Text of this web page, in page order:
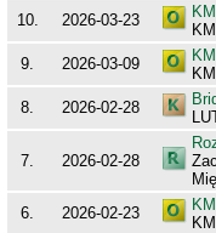
10. 2026-03-23
9. 2026-03-09
8. 2026-02-28
7. 2026-02-28
6. 2026-02-23